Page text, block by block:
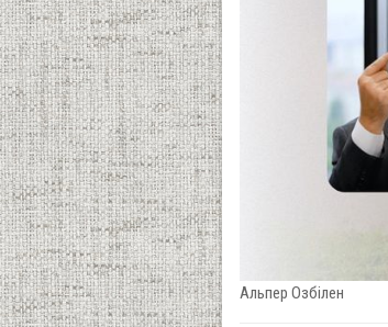
Альпер Озбілен